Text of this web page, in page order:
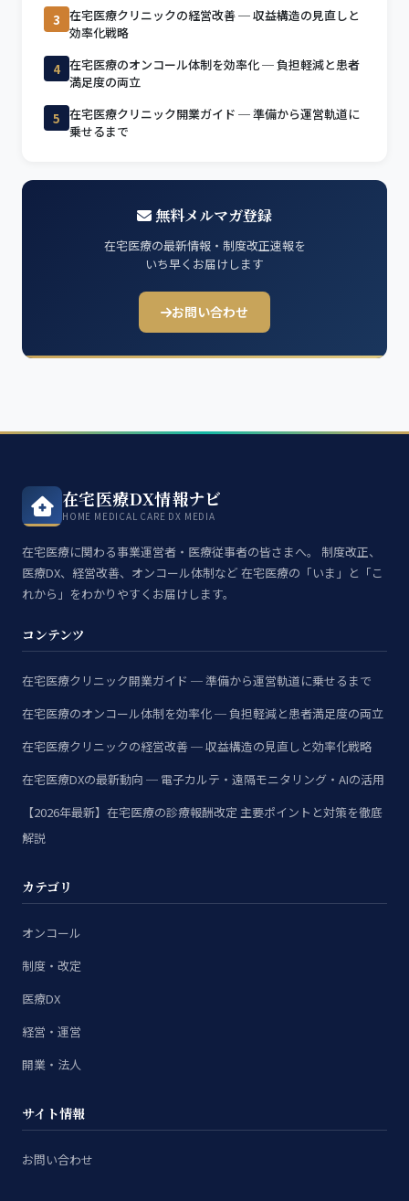
3 在宅医療クリニックの経営改善 ─ 収益構造の見直しと
効率化戦略
4 在宅医療のオンコール体制を効率化 ─ 負担軽減と患者
満足度の両立
5 在宅医療クリニック開業ガイド ─ 準備から運営軌道に
乗せるまで
無料メルマガ登録
在宅医療の最新情報・制度改正速報を
いち早くお届けします
お問い合わせ
在宅医療DX情報ナビ
HOME MEDICAL CARE DX MEDIA
在宅医療に関わる事業運営者・医療従事者の皆さまへ。 制度改正、
医療DX、経営改善、オンコール体制など 在宅医療の「いま」と「こ
れから」をわかりやすくお届けします。
コンテンツ
在宅医療クリニック開業ガイド ─ 準備から運営軌道に乗せるまで
在宅医療のオンコール体制を効率化 ─ 負担軽減と患者満足度の両立
在宅医療クリニックの経営改善 ─ 収益構造の見直しと効率化戦略
在宅医療DXの最新動向 ─ 電子カルテ・遠隔モニタリング・AIの活用
【2026年最新】在宅医療の診療報酬改定 主要ポイントと対策を徹底
解説
カテゴリ
オンコール
制度・改定
医療DX
経営・運営
開業・法人
サイト情報
お問い合わせ